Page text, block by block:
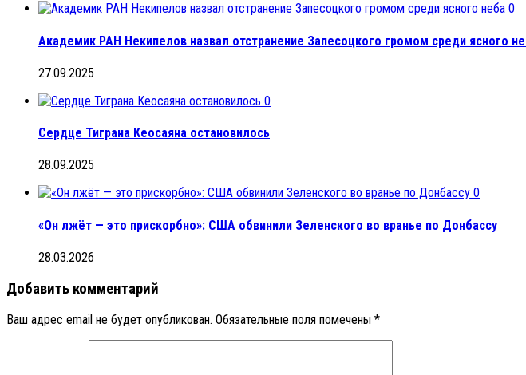
0
Академик РАН Некипелов назвал отстранение Запесоцкого громом среди ясного
27.09.2025
0
Сердце Тиграна Кеосаяна остановилось
28.09.2025
0
«Он лжёт — это прискорбно»: США обвинили Зеленского во вранье по Донбассу
28.03.2026
Добавить комментарий
Ваш адрес email не будет опубликован. Обязательные поля помечены *